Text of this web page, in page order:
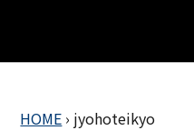
HOME › jyohoteikyo